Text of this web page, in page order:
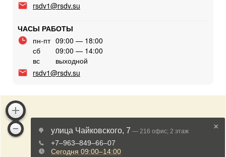
rsdv1@rsdv.su
ЧАСЫ РАБОТЫ
пн-пт 09:00 — 18:00
сб
09:00 — 14:00
вс
выходной
rsdv1@rsdv.su